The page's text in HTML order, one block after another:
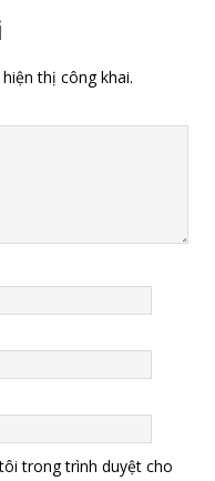
thị công khai.
trong trình duyệt cho